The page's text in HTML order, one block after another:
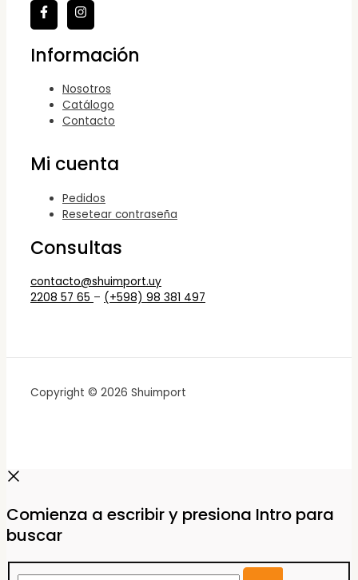
Información
Nosotros
Catálogo
Contacto
Mi cuenta
Pedidos
Resetear contraseña
Consultas
contacto@shuimport.uy
2208 57 65 – (+598) 98 381 497
Copyright © 2026 Shuimport
Comienza a escribir y presiona Intro para
buscar